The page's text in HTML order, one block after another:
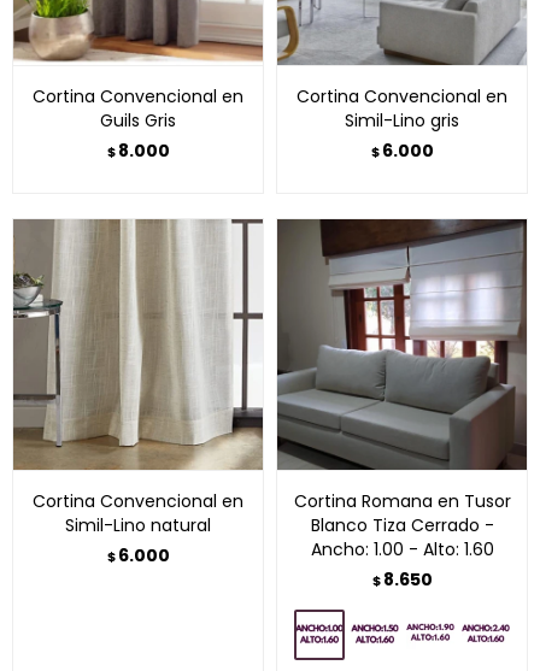
Cortina Convencional en
Guils Gris
$ 8.000
Cortina Convencional en
Simil-Lino gris
$ 6.000
Cortina Convencional en
Simil-Lino natural
$ 6.000
Cortina Romana en Tusor
Blanco Tiza Cerrado -
Ancho: 1.00 - Alto: 1.60
$ 8.650